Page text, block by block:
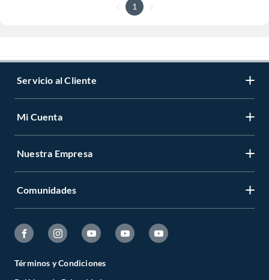
1
Servicio al Cliente
Mi Cuenta
Nuestra Empresa
Comunidades
Términos y Condiciones